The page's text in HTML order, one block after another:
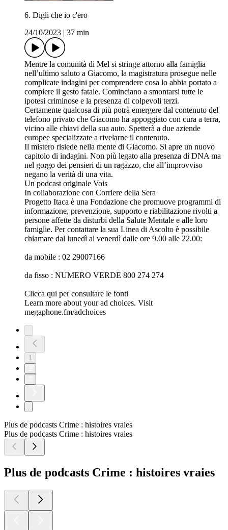
6. Digli che io c'ero
24/10/2023
37 min
Mentre la comunità di Mel si stringe attorno alla famiglia
nell’ultimo saluto a Giacomo, la magistratura prosegue nelle
complicate indagini per comprendere cosa lo abbia portato a
compiere il gesto fatale. Cominciano a smontarsi tutte le
ipotesi criminose e la presenza di colpevoli terzi.
Certamente qualcosa di più potrà emergere dal contenuto del
telefono privato che Giacomo ha appoggiato con cura a terra,
vicino alle chiavi della sua auto. Spetterà a due aziende
europee specializzate a rivelarne il contenuto.
Il mistero risiede nella mente di Giacomo. Si apre un nuovo
capitolo di indagini. Non più legato alla presenza di DNA ma
nel gorgo dei pensieri di un ragazzo, che all’improvviso
negano la verità di una vita.
Un podcast originale Vois
In collaborazione con Corriere della Sera
Progetto Itaca è una Fondazione che promuove programmi di
informazione, prevenzione, supporto e riabilitazione rivolti a
persone affette da disturbi della Salute Mentale e alle loro
famiglie. Per contattare la sua Linea di Ascolto è possibile
chiamare dal lunedì al venerdì dalle ore 9.00 alle 22.00:
da mobile : 02 29007166
da fisso : NUMERO VERDE 800 274 274
Clicca qui per consultare le fonti
Learn more about your ad choices. Visit
megaphone.fm/adchoices
1
Plus de podcasts Crime : histoires vraies
Plus de podcasts Crime : histoires vraies
Plus de podcasts Crime : histoires vraies